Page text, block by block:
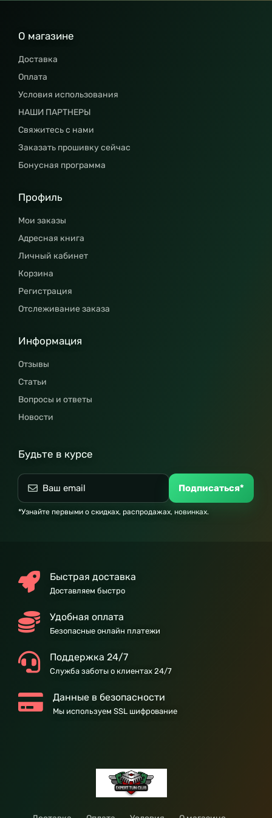
О магазине
Доставка
Оплата
Условия использования
НАШИ ПАРТНЕРЫ
Свяжитесь с нами
Заказать прошивку сейчас
Бонусная программа
Профиль
Мои заказы
Адресная книга
Личный кабинет
Корзина
Регистрация
Отслеживание заказа
Информация
Отзывы
Статьи
Вопросы и ответы
Новости
Будьте в курсе
Подписаться*
*Узнайте первыми о скидках, распродажах, новинках.
Быстрая доставка
Доставляем быстро
Удобная оплата
Безопасные онлайн платежи
Поддержка 24/7
Служба заботы о клиентах 24/7
Данные в безопасности
Мы используем SSL шифрование